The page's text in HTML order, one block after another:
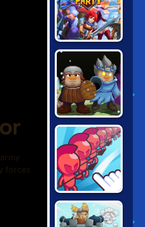
MIGHTY PARTY
ARMY OF
SILVERITE
DRAW ATTACK